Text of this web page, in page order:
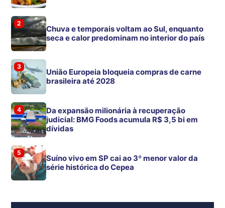
2
Chuva e temporais voltam ao Sul, enquanto
seca e calor predominam no interior do país
3
União Europeia bloqueia compras de carne
brasileira até 2028
4
Da expansão milionária à recuperação
judicial: BMG Foods acumula R$ 3,5 bi em
dívidas
5
Suíno vivo em SP cai ao 3º menor valor da
série histórica do Cepea